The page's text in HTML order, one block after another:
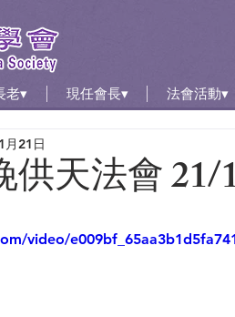
老▾ 現任會長▾ 法會活動▾
天法會 21/
月21日
video/